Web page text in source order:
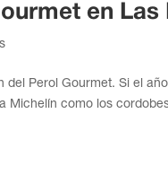
en Las
Perol Gourmet. Si el
como los